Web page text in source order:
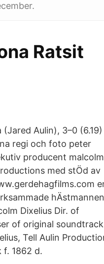
Ratsit
Aulin), 3–0 (6.19)
regi och foto peter
producent malcolm
med stÖd av
Dixelius Dir. of
of original
Tell Aulin
f. 1862 d.